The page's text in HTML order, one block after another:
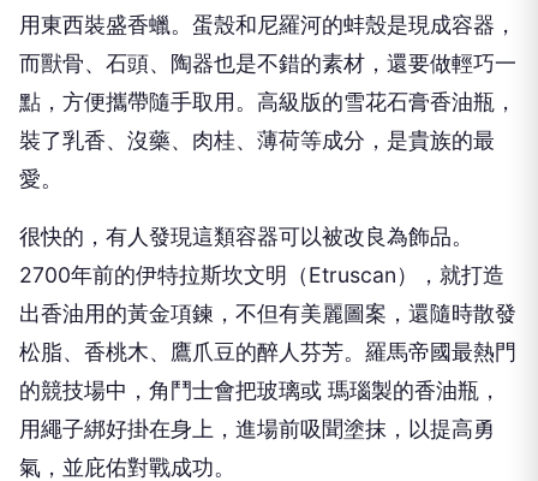
用東西裝盛香蠟。蛋殼和尼羅河的蚌殼是現成容器，
而獸骨、石頭、陶器也是不錯的素材，還要做輕巧一
點，方便攜帶隨手取用。高級版的雪花石膏香油瓶，
裝了乳香、沒藥、肉桂、薄荷等成分，是貴族的最
愛。
很快的，有人發現這類容器可以被改良為飾品。
2700年前的伊特拉斯坎文明（Etruscan），就打造
出香油用的黃金項鍊，不但有美麗圖案，還隨時散發
松脂、香桃木、鷹爪豆的醉人芬芳。羅馬帝國最熱門
的競技場中，角鬥士會把玻璃或 瑪瑙製的香油瓶，
用繩子綁好掛在身上，進場前吸聞塗抹，以提高勇
氣，並庇佑對戰成功。